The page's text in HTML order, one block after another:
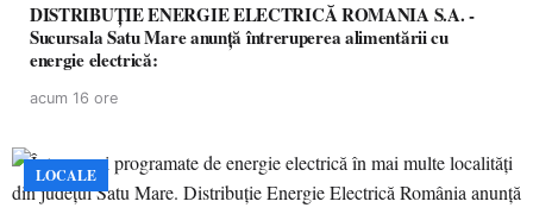
DISTRIBUȚIE ENERGIE ELECTRICĂ ROMANIA S.A. -
Sucursala Satu Mare anunţă întreruperea alimentării cu
energie electrică:
acum 16 ore
LOCALE